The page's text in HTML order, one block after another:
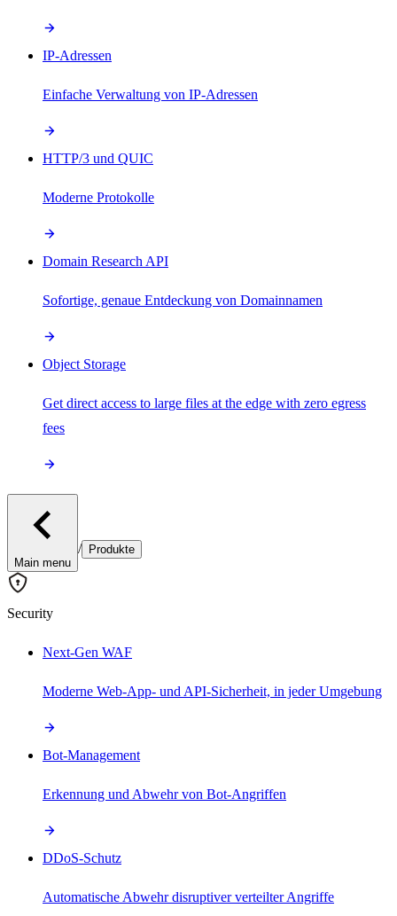
IP-Adressen
Einfache Verwaltung von IP-Adressen
HTTP/3 und QUIC
Moderne Protokolle
Domain Research API
Sofortige, genaue Entdeckung von Domainnamen
Object Storage
Get direct access to large files at the edge with zero egress
fees
Main menu
/ Produkte
Security
Next-Gen WAF
Moderne Web-App- und API-Sicherheit, in jeder Umgebung
Bot-Management
Erkennung und Abwehr von Bot-Angriffen
DDoS-Schutz
Automatische Abwehr disruptiver verteilter Angriffe